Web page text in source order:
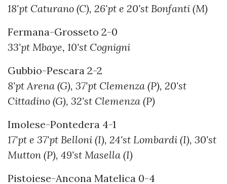
18'pt Caturano (C), 26'pt e 20'st Bonfanti (M)
Fermana-Grosseto 2-0
33'pt Mbaye, 10'st Cognigni
Gubbio-Pescara 2-2
8'pt Arena (G), 37'pt Clemenza (P), 20'st
Cittadino (G), 32'st Clemenza (P)
Imolese-Pontedera 4-1
17'pt e 37'pt Belloni (I), 24'st Lombardi (I), 30'st
Mutton (P), 49'st Masella (I)
Pistoiese-Ancona Matelica 0-4